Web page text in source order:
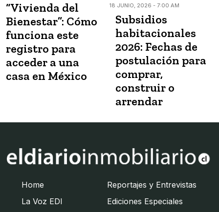
“Vivienda del
Bienestar”: Cómo
funciona este
registro para
acceder a una
casa en México
18 JUNIO, 2026 - 7:00 AM
Subsidios
habitacionales
2026: Fechas de
postulación para
comprar,
construir o
arrendar
Home
La Voz EDI
Reportajes y Entrevistas
Ediciones Especiales